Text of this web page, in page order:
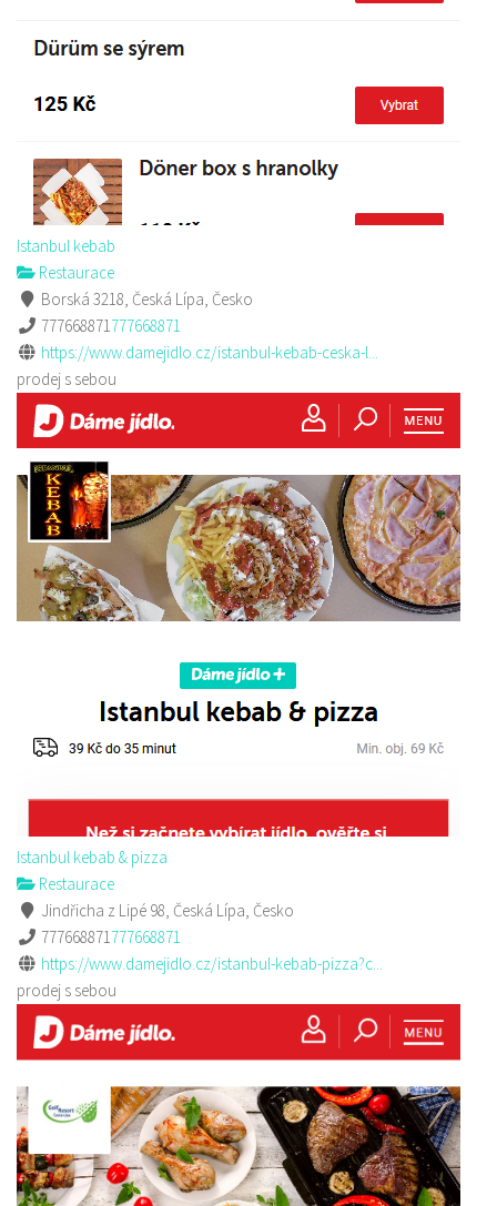
Istanbul kebab
Restaurace
Borská 3218, Česká Lípa, Česko
777668871777668871
https://www.damejidlo.cz/istanbul-kebab-ceska-l...
prodej s sebou
Istanbul kebab & pizza
Restaurace
Jindřicha z Lipé 98, Česká Lípa, Česko
777668871777668871
https://www.damejidlo.cz/istanbul-kebab-pizza?c...
prodej s sebou